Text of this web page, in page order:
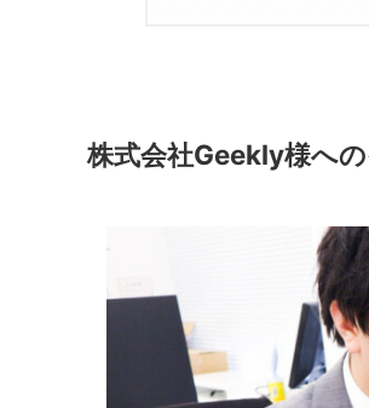
株式会社Geekly様へ